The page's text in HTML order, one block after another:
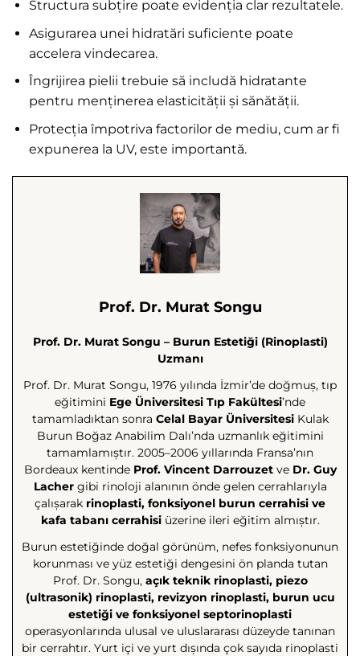
Structura subțire poate evidenția clar rezultatele.
Asigurarea unei hidratări suficiente poate
accelera vindecarea.
Îngrijirea pielii trebuie să includă hidratante
pentru menținerea elasticității și sănătății.
Protecția împotriva factorilor de mediu, cum ar fi
expunerea la UV, este importantă.
Prof. Dr. Murat Songu
Prof. Dr. Murat Songu – Burun Estetiği (Rinoplasti)
Uzmanı
Prof. Dr. Murat Songu, 1976 yılında İzmir’de doğmuş, tıp
eğitimini Ege Üniversitesi Tıp Fakültesi’nde
tamamladıktan sonra Celal Bayar ÜniversitesiKulak
Burun Boğaz Anabilim Dalı’nda uzmanlık eğitimini
tamamlamıştır. 2005–2006 yıllarında Fransa’nın
Bordeaux kentinde Prof. Vincent Darrouzetve Dr. Guy
Lachergibi rinoloji alanının önde gelen cerrahlarıyla
çalışarak rinoplasti, fonksiyonel burun cerrahisi ve
kafa tabanı cerrahisiüzerine ileri eğitim almıştır.
Burun estetiğinde doğal görünüm, nefes fonksiyonunun
korunması ve yüz estetiği dengesini ön planda tutan
Prof. Dr. Songu,açık teknik rinoplasti, piezo
(ultrasonik) rinoplasti, revizyon rinoplasti, burun ucu
estetiği ve fonksiyonel septorinoplasti
operasyonlarında ulusal ve uluslararası düzeyde tanınan
bir cerrahtır. Yurt içi ve yurt dışında çok sayıda rinoplasti